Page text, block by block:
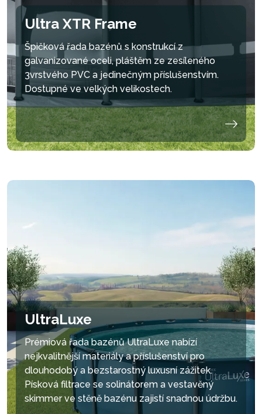
CIRKULACI, DOCHÁZÍ
TEDY K ÚČINNĚJŠÍ
FILTRACI.
MINERÁLŮ OXIDACÍ,
MAXIMÁLNÍ ČISTOTY
VODY.
LEPŠÍ SVĚŽEST
Ultra XTR Frame
Špičková řada bazénů s konstrukcí z
galvanizované oceli, pláštěm ze zesíleného
3vrstvého PVC a jedinečným příslušenstvím.
Dostupné ve velkých velikostech.
UltraLuxe
Prémiová řada bazénů UltraLuxe nabízí
nejkvalitnější materiály a příslušenství pro
dlouhodobý a bezstarostný luxusní zážitek.
Písková filtrace se solinátorem a vestavěný
skimmer ve stěně bazénu zajistí snadnou údržbu.